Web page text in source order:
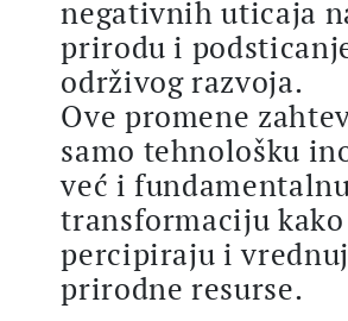
negativnih uticaja
prirodu i
održivog razvoja.
Ove promene
samo tehnološku
već i
transformaciju
percipiraju i
prirodne resurse.